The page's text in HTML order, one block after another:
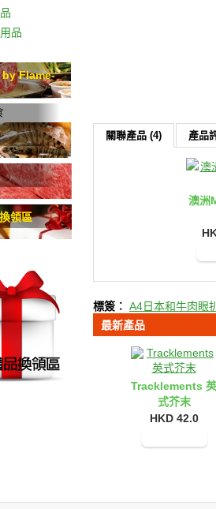
品
by Flame-
領區
關聯產品 (4) 產品
澳洲
標簽︰ A4日本和牛肉眼
最新產品
Tracklements 英
式芥末
HKD 42.0